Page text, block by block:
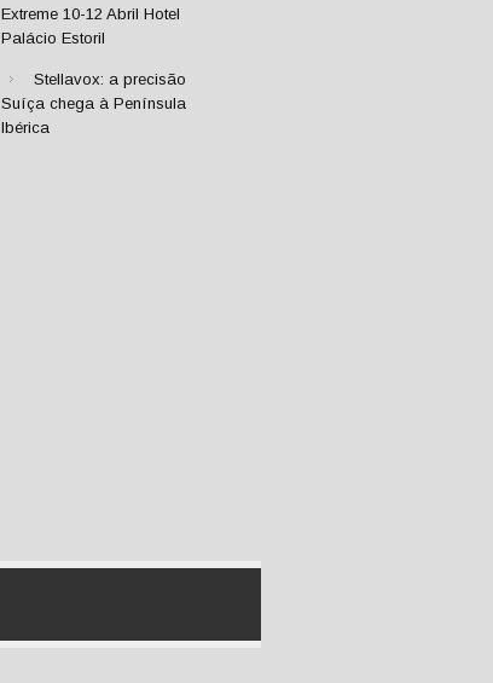
Extreme 10-12 Abril Hotel
Palácio Estoril
Stellavox: a precisão
Suíça chega à Península
Ibérica